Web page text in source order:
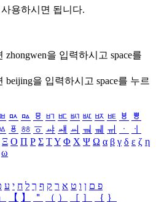
용하시면 됩니다.
zhongwen을 입력하시고 space를
beijing을 입력하시고 space를 누르
ㅯ ㅰ ㅱ ㅲ ㅳ ㅴ ㅵ ㅶ ㅷ ㅸ
ㅹ
ㆄ ㆅ ㆆ ㆇ ㆈ ㆉ ㆊ ㆋ ㆌ ㆍ
ㆎ
Ξ Ο Π Ρ Σ ΤΥ Φ Χ Ψ Ω α β γ δ ε ζ η
ω
פ ם ן ו ט א ר ק ף ך ל ח י ע
【 】 ＂ （ ） ［ ］ ｛ ｝